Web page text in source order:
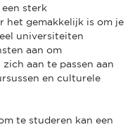
sterk
het gemakkelijk is om je
universiteiten
aan om
aan te passen aan
en culturele
te studeren kan een